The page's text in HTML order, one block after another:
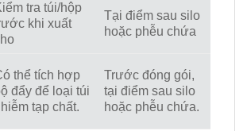
tra túi/hộp
khi xuất
Tại điểm sau silo
hoặc phễu chứa
thể tích hợp
đẩy để loại túi
tạp chất.
Trước đóng gói,
tại điểm sau silo
hoặc phễu chứa.